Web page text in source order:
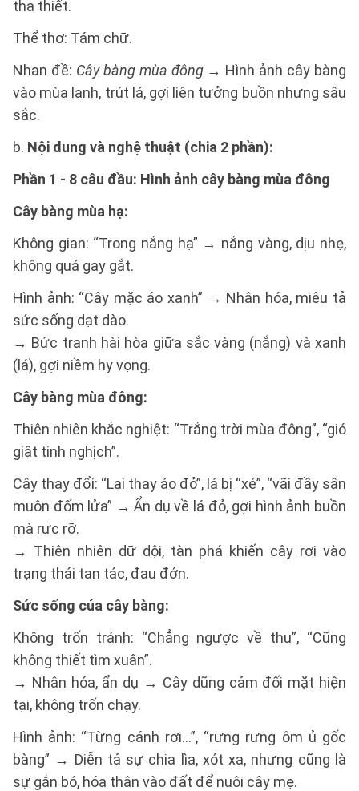
tha thiết.
Thể thơ: Tám chữ.
Nhan đề: Cây bàng mùa đông→ Hình ảnh cây bàng
vào mùa lạnh, trút lá, gợi liên tưởng buồn nhưng sâu
sắc.
b. Nội dung và nghệ thuật (chia 2 phần):
Phần 1 - 8 câu đầu: Hình ảnh cây bàng mùa đông
Cây bàng mùa hạ:
Không gian: “Trong nắng hạ” → nắng vàng, dịu nhẹ,
không quá gay gắt.
Hình ảnh: “Cây mặc áo xanh” → Nhân hóa, miêu tả
sức sống dạt dào.
→ Bức tranh hài hòa giữa sắc vàng (nắng) và xanh
(lá), gợi niềm hy vọng.
Cây bàng mùa đông:
Thiên nhiên khắc nghiệt: “Trắng trời mùa đông”, “gió
giật tinh nghịch”.
Cây thay đổi: “Lại thay áo đỏ”, lá bị “xé”, “vãi đầy sân
muôn đốm lửa” → Ẩn dụ về lá đỏ, gợi hình ảnh buồn
mà rực rỡ.
→ Thiên nhiên dữ dội, tàn phá khiến cây rơi vào
trạng thái tan tác, đau đớn.
Sức sống của cây bàng:
Không trốn tránh: “Chẳng ngược về thu”, “Cũng
không thiết tìm xuân”.
→ Nhân hóa, ẩn dụ → Cây dũng cảm đối mặt hiện
tại, không trốn chạy.
Hình ảnh: “Từng cánh rơi…”, “rưng rưng ôm ủ gốc
bàng” → Diễn tả sự chia lìa, xót xa, nhưng cũng là
sự gắn bó, hóa thân vào đất để nuôi cây mẹ.